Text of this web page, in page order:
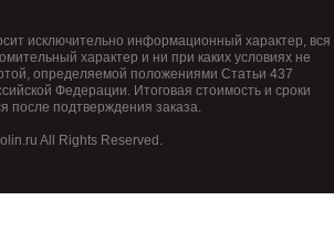
исключительно информационный характер, вся
характер и ни при каких условиях не
определяемой положениями Статьи 437
Федерации. Итоговая стоимость и сроки
после подтверждения заказа.
All Rights Reserved.